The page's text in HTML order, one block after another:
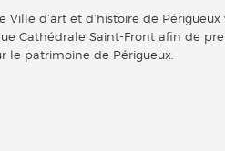
Ville d’art et d’histoire de
Cathédrale Saint-Front afin de
le patrimoine de Périgueux.